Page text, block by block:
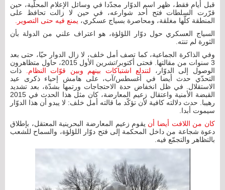
قبل أيام فقط، ظهر اسم الدوّار مجدّدا في وسائل الإعلام المحلّية، حين
قرّرت السلطات فتح أحد شوارعه، في حين لا زالت تحافظ على
المنطقة كلّها مغلقة، ومحاصرة بسياج عسكري، يمنع فيه حتى التصوير.
السياج العسكري حول دوّار اللؤلؤة، هو اعتراف علني من الدولة بأن
الثورة لم تنته.
وفي الذاكرة الجماعية، كما تصف أمل خلف، لا زال الدوار حيّا، حتى بعد
3 سنوات من مقالتها. فحتى أكتوبر/تشرين الأول 2015، حاول متظاهرون
الوصول إلى الدوّار، لتندلع اشتباكات بينهم وبين قوّات النظام. ذات
التحدّي حدث أيضا في أغسطس/آب، على هامش إحياء ذكرى عيد
الاستقلال. في ظل انخفاض حدة الاحتجاجات ورتمها بشدّة، بعد تشديد
القبضة الأمنية واعتقال زعيم المعارضة، كان مثل هذا الحدث في 2015
رهيبا. حدث دلالته كافية لأن تؤكّد ما قالته أمل خلف: لا يبدو أن هذا الدوّار
سيموت أبدا.
كان من اللافت أيضا أن يقوم زعيم المعارضة البحرينية المعتقل، بإطلاق
دعوة شجاعة من داخل المحكمة إلى فتح دوّار اللؤلؤة، والسماح للشعب
بالتظاهر والتجمّع فيه.